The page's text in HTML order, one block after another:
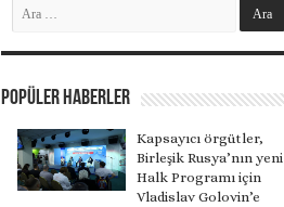
Popüler Haberler
Kapsayıcı örgütler,
Birleşik Rusya’nın yeni
Halk Programı için
Vladislav Golovin’e